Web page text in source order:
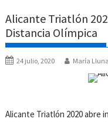
Alicante Triatlón
Distancia Olímpica
24 julio, 2020 María
Alicante Triatlón 2020 abre